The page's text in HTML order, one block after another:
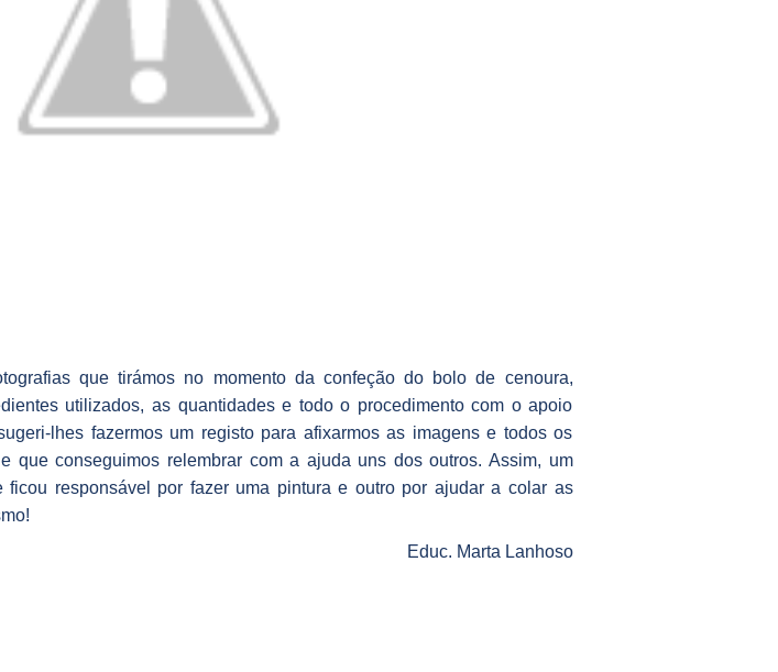
que tirámos no momento da confeção do bolo de cenoura,
utilizados, as quantidades e todo o procedimento com o apoio
lhes fazermos um registo para afixarmos as imagens e todos os
que conseguimos relembrar com a ajuda uns dos outros. Assim, um
ficou responsável por fazer uma pintura e outro por ajudar a colar as
Educ. Marta Lanhoso